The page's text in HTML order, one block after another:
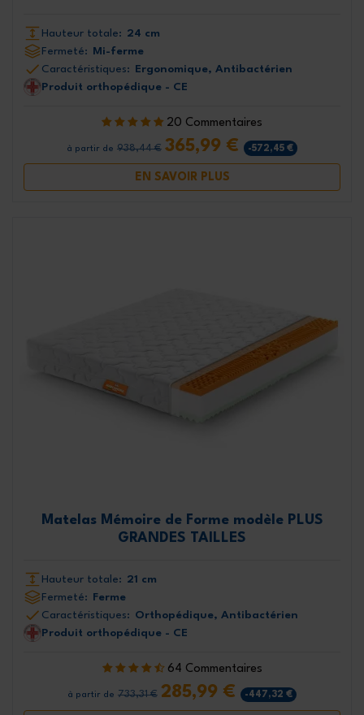
Hauteur totale: 24 cm
Fermeté: Mi-ferme
Caractéristiques: Ergonomique, Antibactérien
Produit orthopédique - CE
20 Commentaires
à partir de 938,44 € 365,99 € -572,45 €
EN SAVOIR PLUS
Matelas Mémoire de Forme modèle PLUS
GRANDES TAILLES
Hauteur totale: 21 cm
Fermeté:
Ferme
Caractéristiques: Orthopédique, Antibactérien
Produit orthopédique - CE
64 Commentaires
à partir de 733,31 € 285,99 € -447,32 €